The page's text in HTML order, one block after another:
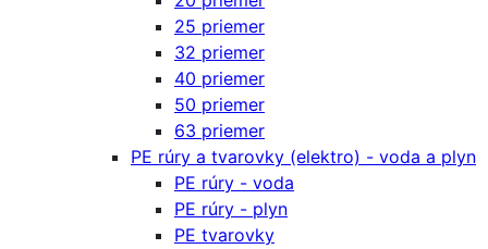
25 priemer
32 priemer
40 priemer
50 priemer
63 priemer
PE rúry a tvarovky (elektro) - voda a plyn
PE rúry - voda
PE rúry - plyn
PE tvarovky